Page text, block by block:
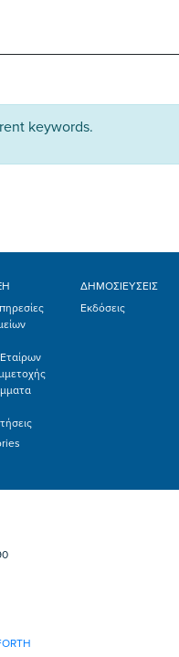
keywords.
ΔΗΜΟΣΙΕΥΣΕΙΣ
Εκδόσεις